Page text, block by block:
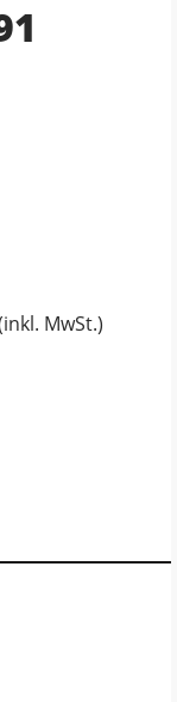
MwSt.)